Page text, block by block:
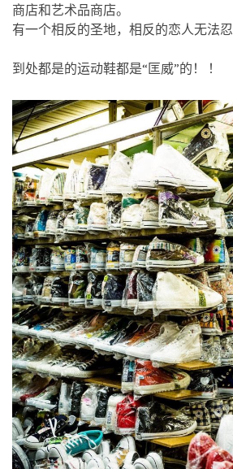
商店和艺术品商店。
有一个相反的圣地，相反的恋人无法忍
到处都是的运动鞋都是“匡威”的！ ！